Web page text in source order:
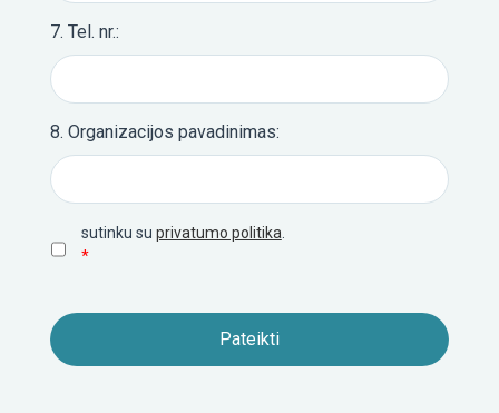
5
CIJŲ
7. Tel. nr.:
8. Organizacijos pavadinimas:
Privatumo
politika
sutinku su privatumo politika
*